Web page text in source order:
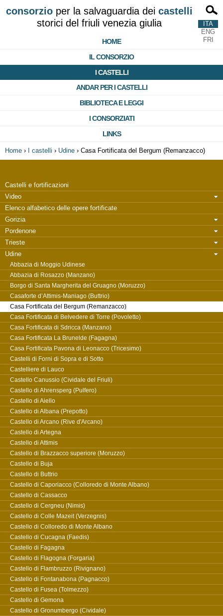
consorzioper la salvaguardia dei castelli
storici del friuli venezia giulia
HOME
IL CONSORZIO
I CASTELLI
ANDAR PER I CASTELLI
BIBLIOTECA E LEGGI
I CONSORZIATI
LINKS
ITA
ENG
FRI
Home › I castelli › Udine › Casa Fortificata del Bergum (Remanzacco)
Castelli e fortificazioni
Video
Elenco alfabetico delle opere fortificate
Gorizia
Pordenone
Trieste
Udine
Abbazia di Moggio Udinese
Abbazia di Rosazzo (Manzano)
Borgo di Santa Margherita del Gruagno (Moruzzo)
Casaforte d’Attimis-Maniago (Buttrio)
Casa Fortificata del Bergum (Remanzacco)
Casa Fortificata di Belvedere di Torre (Povoletto)
Casa Fortificata di Sdricca (Manzano)
Casa Fortificata La Brunelde (Fagagna)
Casa Fortificata Pavona di Leonacco (Tricesimo)
Castelli di Forni di Sopra e di Sotto
Castelliere di Lauco
Castello Canussio (Cividale del Friuli)
Castello di Ahrensperg (Pulfero)
Castello di Aiello
Castello di Albana (Prepotto)
Castello di Arcano (Rive d'Arcano)
Castello di Artegna
Castello di Attimis
Castello di Brazzacco superiore (Moruzzo)
Castello di Buja
Castello di Buttrio
Castello di Caporiacco (Colloredo di Monte Albano)
Castello di Cassacco
Castello di Cergneu (Nimis)
Castello di Colle Mazeit (Verzegnis)
Castello di Colloredo di Monte Albano
Castello di Cucagna (Faedis)
Castello di Fagagna
Castello di Flagogna (Forgaria)
Castello di Flambruzzo (Rivignano)
Castello di Fontanabona (Pagnacco)
Castello di Fusea (Tolmezzo)
Castello di Gemona
Castello di Gronumbergo (Cividale)